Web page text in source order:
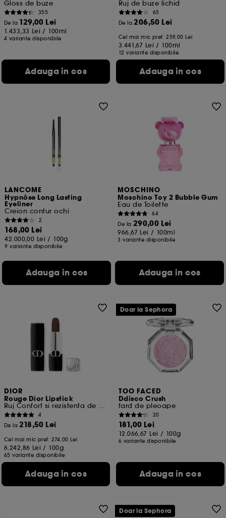
Gloss de buze
355
De la 129,00 Lei
1.433,33 Lei / 100ml
4 variante disponibile
Adauga in cos
Ruj de buze lichid
65
De la206,50 Lei
Cel mai mic pret:259,00 Lei
3.441,67 Lei / 100ml
12 variante disponibile
Adauga in cos
LANCOME
Hypnôse Long Lasting
Eyeliner
Creion contur ochi
2
168,00 Lei
42.000,00 Lei / 100g
9 variante disponibile
Adauga in cos
MOSCHINO
Moschino Toy 2 Bubble Gum
Eau de Toilette
64
De la 290,00 Lei
966,67 Lei / 100ml
3 variante disponibile
Adauga in cos
DIOR
Rouge Dior Lipstick
Ruj Confort si rezistenta de durata
4
De la218,50 Lei
Cel mai mic pret:274,00 Lei
6.242,86 Lei / 100g
65 variante disponibile
Adauga in cos
TOO FACED
Ddisco Crush
fard de pleoape
20
181,00 Lei
12.066,67 Lei / 100g
6 variante disponibile
Adauga in cos
Doar la Sephora
Doar la Sephora